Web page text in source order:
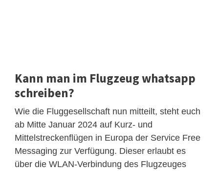
Kann man im Flugzeug whatsapp
schreiben?
Wie die Fluggesellschaft nun mitteilt, steht euch
ab Mitte Januar 2024 auf Kurz- und
Mittelstreckenflügen in Europa der Service Free
Messaging zur Verfügung. Dieser erlaubt es
über die WLAN-Verbindung des Flugzeuges